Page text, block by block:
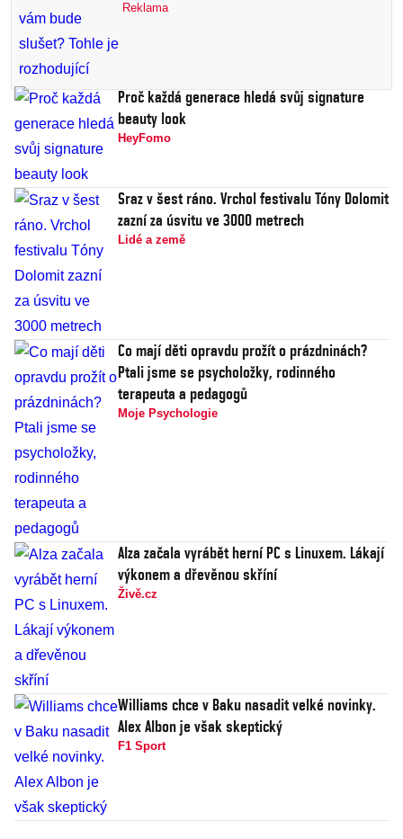
Reklama
Proč každá generace hledá svůj signature
beauty look
HeyFomo
Sraz v šest ráno. Vrchol festivalu Tóny Dolomit
zazní za úsvitu ve 3000 metrech
Lidé a země
Co mají děti opravdu prožít o prázdninách?
Ptali jsme se psycholožky, rodinného
terapeuta a pedagogů
Moje Psychologie
Alza začala vyrábět herní PC s Linuxem. Lákají
výkonem a dřevěnou skříní
Živě.cz
Williams chce v Baku nasadit velké novinky.
Alex Albon je však skeptický
F1 Sport